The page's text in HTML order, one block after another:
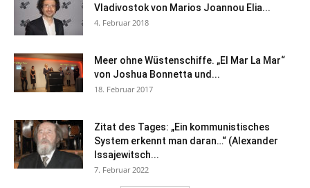
Vladivostok von Marios Joannou Elia...
4. Februar 2018
Meer ohne Wüstenschiffe. „El Mar La Mar“
von Joshua Bonnetta und...
18. Februar 2017
Zitat des Tages: „Ein kommunistisches
System erkennt man daran…“ (Alexander
Issajewitsch...
7. Februar 2022